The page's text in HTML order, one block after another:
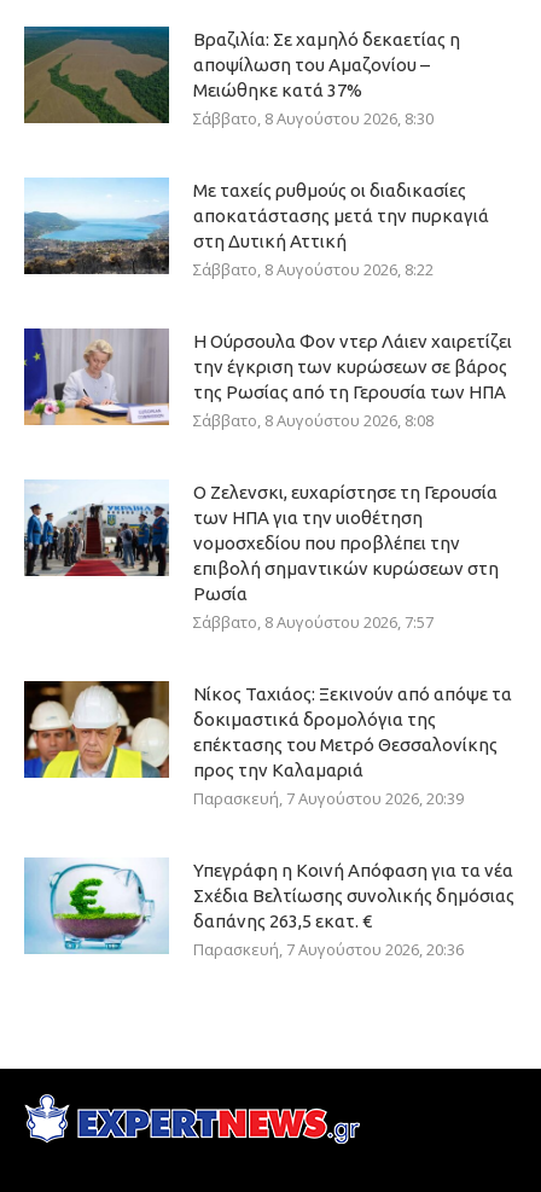
Βραζιλία: Σε χαμηλό δεκαετίας η
αποψίλωση του Αμαζονίου –
Μειώθηκε κατά 37%
Σάββατο, 8 Αυγούστου 2026, 8:30
Με ταχείς ρυθμούς οι διαδικασίες
αποκατάστασης μετά την πυρκαγιά
στη Δυτική Αττική
Σάββατο, 8 Αυγούστου 2026, 8:22
Η Ούρσουλα Φον ντερ Λάιεν χαιρετίζει
την έγκριση των κυρώσεων σε βάρος
της Ρωσίας από τη Γερουσία των ΗΠΑ
Σάββατο, 8 Αυγούστου 2026, 8:08
Ο Ζελενσκι, ευχαρίστησε τη Γερουσία
των ΗΠΑ για την υιοθέτηση
νομοσχεδίου που προβλέπει την
επιβολή σημαντικών κυρώσεων στη
Ρωσία
Σάββατο, 8 Αυγούστου 2026, 7:57
Νίκος Ταχιάος: Ξεκινούν από απόψε τα
δοκιμαστικά δρομολόγια της
επέκτασης του Μετρό Θεσσαλονίκης
προς την Καλαμαριά
Παρασκευή, 7 Αυγούστου 2026, 20:39
Υπεγράφη η Κοινή Απόφαση για τα νέα
Σχέδια Βελτίωσης συνολικής δημόσιας
δαπάνης 263,5 εκατ. €
Παρασκευή, 7 Αυγούστου 2026, 20:36